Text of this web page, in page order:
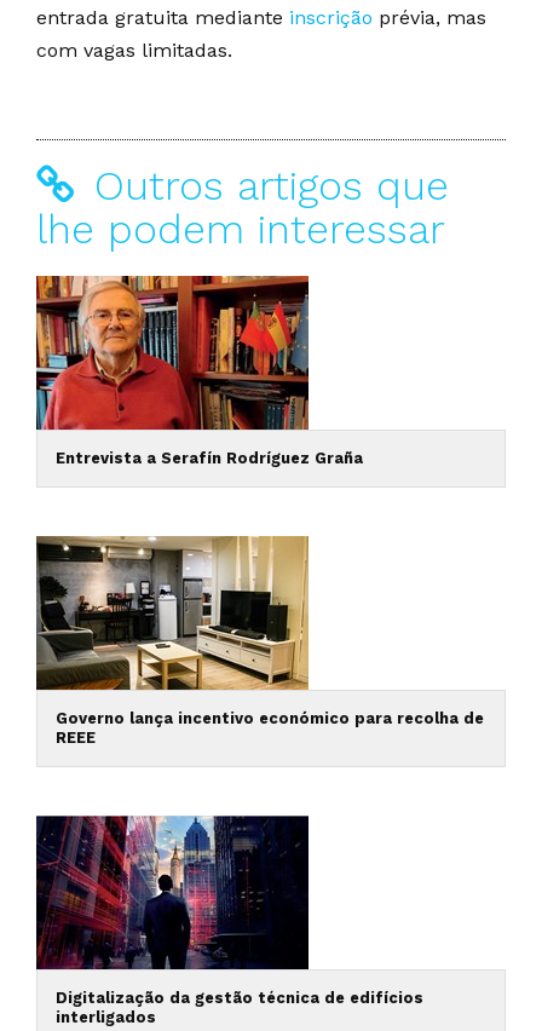
entrada gratuita mediante inscrição prévia, mas
com vagas limitadas.
Outros artigos que
lhe podem interessar
Entrevista a Serafín Rodríguez Graña
Governo lança incentivo económico para recolha de
REEE
Digitalização da gestão técnica de edifícios
interligados